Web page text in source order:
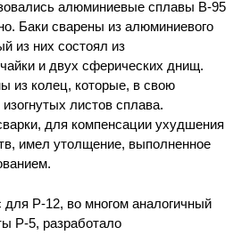
алюминиевые сплавы В-95
Баки сварены из алюминиевого
из них состоял из
и двух сферических днищ.
из колец, которые, в свою
листов сплава.
для компенсации ухудшения
имел утолщение, выполненное
Р-12, во многом аналогичный
Р-5, разработало